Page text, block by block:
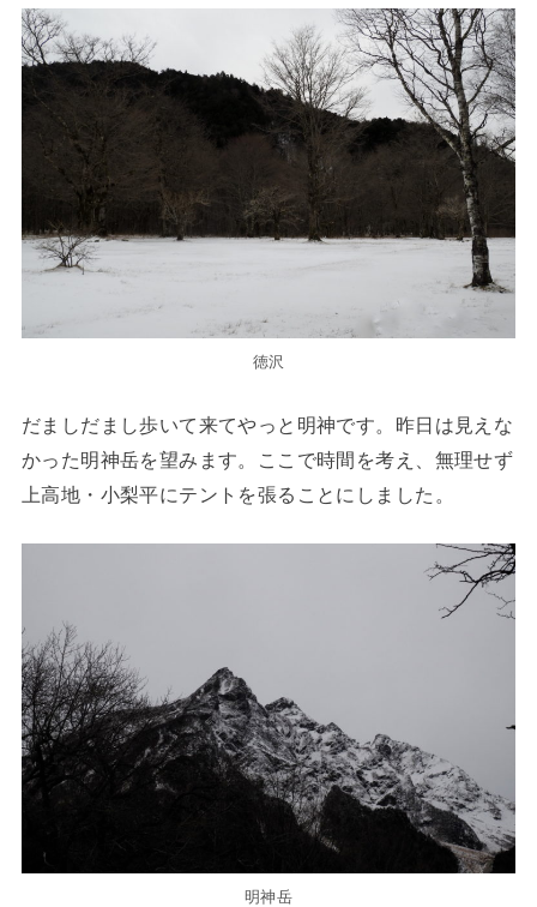
徳沢
だましだまし歩いて来てやっと明神です。昨日は見えな
かった明神岳を望みます。ここで時間を考え、無理せず
上高地・小梨平にテントを張ることにしました。
明神岳